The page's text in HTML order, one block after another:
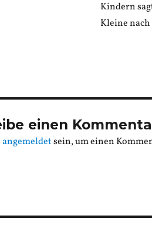
Kindern
Kleine nach
einen
angemeldetsein, um einen